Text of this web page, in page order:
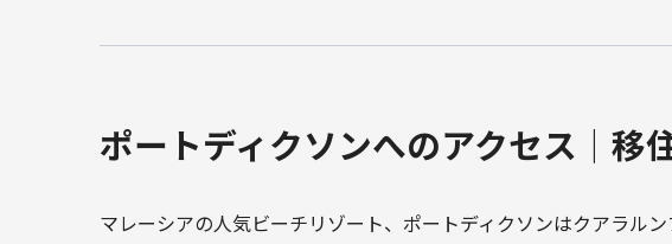
ポートディクソンへのアクセス｜移
マレーシアの人気ビーチリゾート、ポートディクソンはクアラル